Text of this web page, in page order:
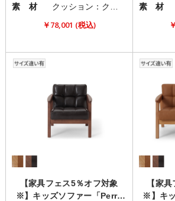
素 材
￥78,001 (税込)
素 材
【家具フェス5％オフ対象
※】キッズソファー「Perry
【家
※】キ